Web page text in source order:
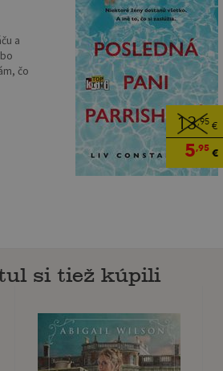
a
čo
13,95€
5,95€
si tiež kúpili